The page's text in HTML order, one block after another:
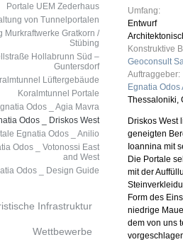
Portale UEM Zederhaus
von Tunnelportalen
Murkraftwerke Gratkorn /
Stübing
Hollabrunn Süd –
Guntersdorf
Lüftergebäude
Koralmtunnel Portale
Odos _ Agia Mavra
Odos _ Driskos West
Egnatia Odos _ Anilio
Odos _ Votonossi East
and West
Odos _ Design Guide
Infrastruktur
Wettbewerbe
Umfang:
Entwurf
Konstruktive
Geoconsult
Auftraggeber:
Egnatia Odos
Thessaloniki,
Driskos West
geneigten
Ioannina mit
Die Portale
mit der
Form des
niedrige
dem von uns